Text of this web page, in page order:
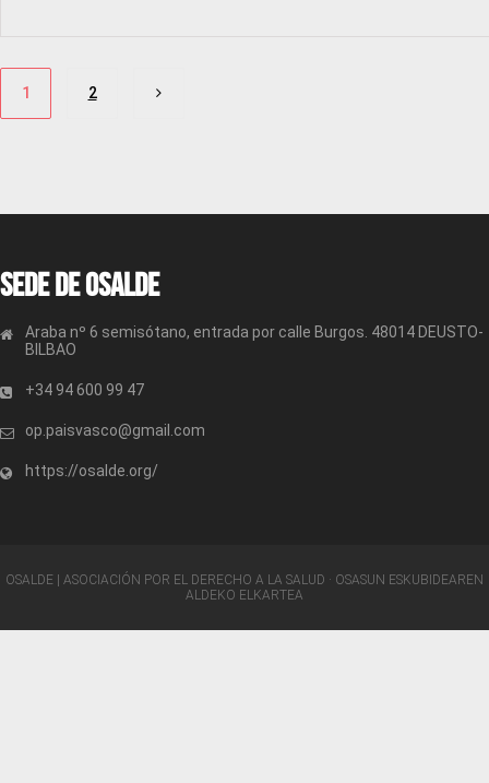
Paginación
entradas
1 2
Sede de OSALDE
Araba nº 6 semisótano, entrada por calle Burgos. 48014 DEUSTO-
BILBAO
+34 94 600 99 47
op.paisvasco@gmail.com
https://osalde.org/
OSALDE | ASOCIACIÓN POR EL DERECHO A LA SALUD · OSASUN ESKUBIDEAREN
ALDEKO ELKARTEA